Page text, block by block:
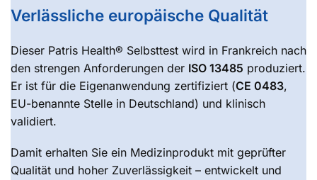
Verlässliche europäische Qualität
Dieser Patris Health® Selbsttest wird in Frankreich nach
den strengen Anforderungen der ISO 13485 produziert.
Er ist für die Eigenanwendung zertifiziert (CE 0483,
EU-benannte Stelle in Deutschland) und klinisch
validiert.
Damit erhalten Sie ein Medizinprodukt mit geprüfter
Qualität und hoher Zuverlässigkeit – entwickelt und